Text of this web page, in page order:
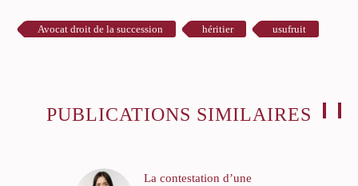
Avocat droit de la succession héritier usufruit
PUBLICATIONS SIMILAIRES
La contestation d’une